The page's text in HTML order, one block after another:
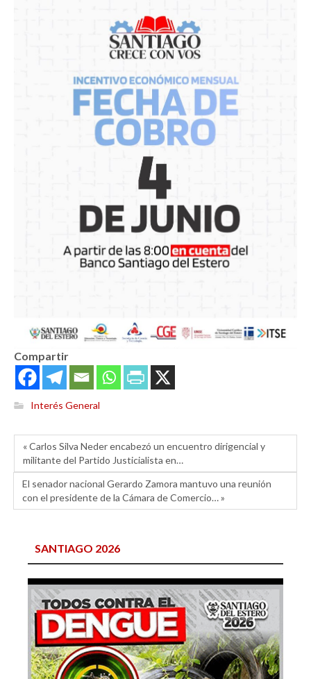
Compartir
Interés General
« Carlos Silva Neder encabezó un encuentro dirigencial y
militante del Partido Justicialista en…
El senador nacional Gerardo Zamora mantuvo una reunión
con el presidente de la Cámara de Comercio… »
SANTIAGO 2026